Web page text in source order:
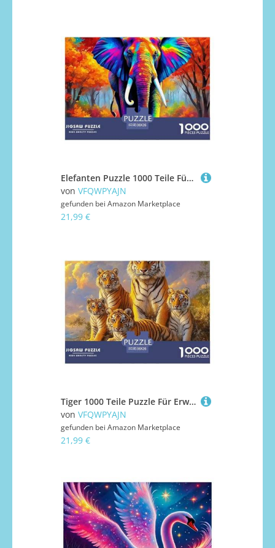
Elefanten Puzzle 1000 Teile Für Erwachsene Puzzles-Geschenk Impossible Game 38x26cm/1000pcs
von VFQWPYAJN
gefunden bei Amazon Marketplace
21,99 €
Tiger 1000 Teile Puzzle Für Erwachsene Clevere Rätsel Herausforderung Spielzeug 38x26cm/1000pcs
von VFQWPYAJN
gefunden bei Amazon Marketplace
21,99 €